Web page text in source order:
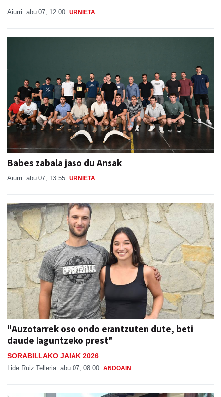
Aiurri abu 07, 12:00 URNIETA
Babes zabala jaso du Ansak
Aiurri abu 07, 13:55 URNIETA
"Auzotarrek oso ondo erantzuten dute, beti
daude laguntzeko prest"
SORABILLAKO JAIAK 2026
Lide Ruiz Telleria abu 07, 08:00 ANDOAIN